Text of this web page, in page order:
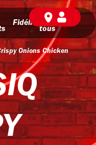
Fidélité
BD pour
tous
Onions Chicken